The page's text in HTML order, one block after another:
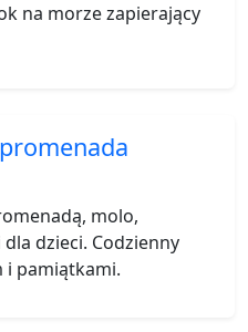
na morze zapierający
molo,
dzieci. Codzienny
i pamiątkami.